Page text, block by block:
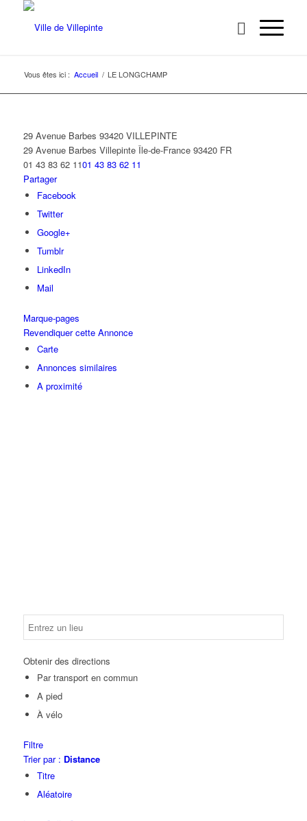
Vous êtes ici : Accueil / LE LONGCHAMP
29 Avenue Barbes 93420 VILLEPINTE
29 Avenue Barbes Villepinte Île-de-France 93420 FR
01 43 83 62 1101 43 83 62 11
Partager
Facebook
Twitter
Google+
Tumblr
LinkedIn
Mail
Marque-pages
Revendiquer cette Annonce
Carte
Annonces similaires
A proximité
Obtenir des directions
Par transport en commun
A pied
À vélo
Filtre
Trier par : Distance
Titre
Aléatoire